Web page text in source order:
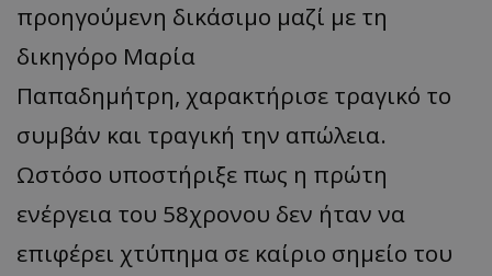
προηγούμενη δικάσιμο μαζί με τη
δικηγόρο Μαρία
Παπαδημήτρη, χαρακτήρισε τραγικό το
συμβάν και τραγική την απώλεια.
Ωστόσο υποστήριξε πως η πρώτη
ενέργεια του 58χρονου δεν ήταν να
επιφέρει χτύπημα σε καίριο σημείο του